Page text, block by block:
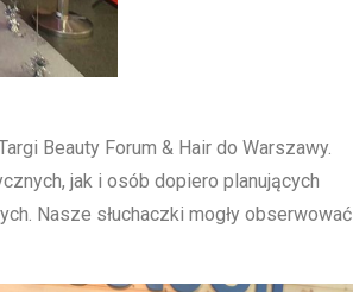
Beauty Forum & Hair do Warszawy.
jak i osób dopiero planujących
Nasze słuchaczki mogły obserwować